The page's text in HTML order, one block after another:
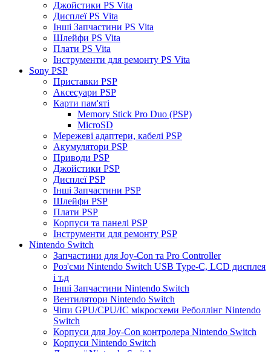
Джойстики PS Vita
Дисплеї PS Vita
Інші Запчастини PS Vita
Шлейфи PS Vita
Плати PS Vita
Інструменти для ремонту PS Vita
Sony PSP
Приставки PSP
Аксесуари PSP
Карти пам'яті
Memory Stick Pro Duo (PSP)
MicroSD
Мережеві адаптери, кабелі PSP
Акумулятори PSP
Приводи PSP
Джойстики PSP
Дисплеї PSP
Інші Запчастини PSP
Шлейфи PSP
Плати PSP
Корпуси та панелі PSP
Інструменти для ремонту PSP
Nintendo Switch
Запчастини для Joy-Con та Pro Controller
Роз'єми Nintendo Switch USB Type-C, LCD дисплея
і т.д
Інші Запчастини Nintendo Switch
Вентилятори Nintendo Switch
Чіпи GPU/CPU/IC мікросхеми Реболлінг Nintendo
Switch
Корпуси для Joy-Con контролера Nintendo Switch
Корпуси Nintendo Switch